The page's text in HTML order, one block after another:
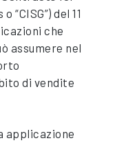
del 11
che
assumere nel
di vendite
applicazione